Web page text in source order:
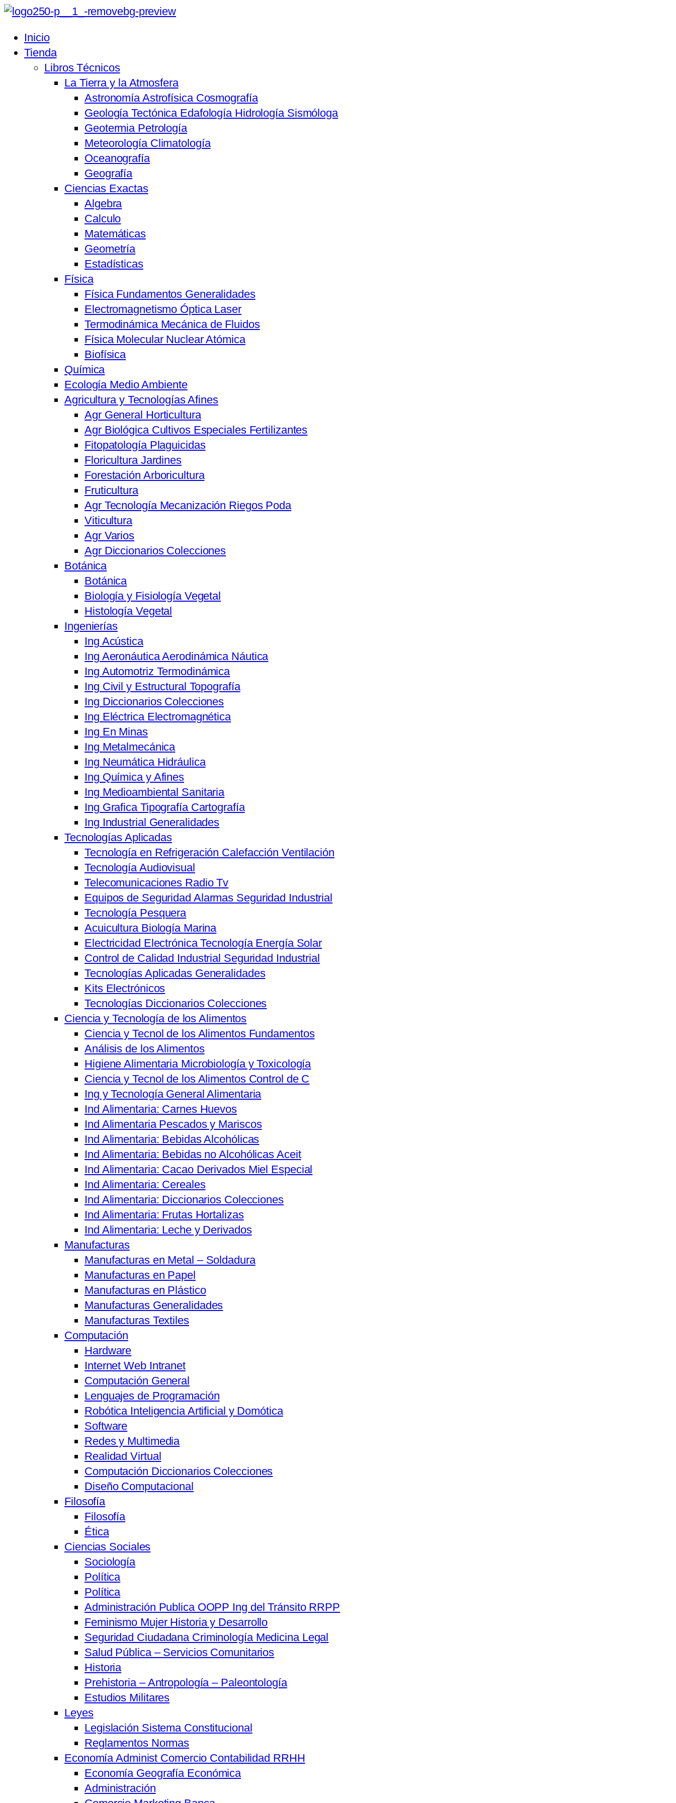
Inicio
Tienda
Libros Técnicos
La Tierra y la Atmosfera
Astronomía Astrofísica Cosmografía
Geología Tectónica Edafología Hidrología Sismóloga
Geotermia Petrología
Meteorología Climatología
Oceanografía
Geografía
Ciencias Exactas
Algebra
Calculo
Matemáticas
Geometría
Estadísticas
Física
Física Fundamentos Generalidades
Electromagnetismo Óptica Laser
Termodinámica Mecánica de Fluidos
Física Molecular Nuclear Atómica
Biofísica
Química
Ecología Medio Ambiente
Agricultura y Tecnologías Afines
Agr General Horticultura
Agr Biológica Cultivos Especiales Fertilizantes
Fitopatología Plaguicidas
Floricultura Jardines
Forestación Arboricultura
Fruticultura
Agr Tecnología Mecanización Riegos Poda
Viticultura
Agr Varios
Agr Diccionarios Colecciones
Botánica
Botánica
Biología y Fisiología Vegetal
Histología Vegetal
Ingenierías
Ing Acústica
Ing Aeronáutica Aerodinámica Náutica
Ing Automotriz Termodinámica
Ing Civil y Estructural Topografía
Ing Diccionarios Colecciones
Ing Eléctrica Electromagnética
Ing En Minas
Ing Metalmecánica
Ing Neumática Hidráulica
Ing Química y Afines
Ing Medioambiental Sanitaria
Ing Grafica Tipografía Cartografía
Ing Industrial Generalidades
Tecnologías Aplicadas
Tecnología en Refrigeración Calefacción Ventilación
Tecnología Audiovisual
Telecomunicaciones Radio Tv
Equipos de Seguridad Alarmas Seguridad Industrial
Tecnología Pesquera
Acuicultura Biología Marina
Electricidad Electrónica Tecnología Energía Solar
Control de Calidad Industrial Seguridad Industrial
Tecnologías Aplicadas Generalidades
Kits Electrónicos
Tecnologías Diccionarios Colecciones
Ciencia y Tecnología de los Alimentos
Ciencia y Tecnol de los Alimentos Fundamentos
Análisis de los Alimentos
Higiene Alimentaria Microbiología y Toxicología
Ciencia y Tecnol de los Alimentos Control de C
Ing y Tecnología General Alimentaria
Ind Alimentaria: Carnes Huevos
Ind Alimentaria Pescados y Mariscos
Ind Alimentaria: Bebidas Alcohólicas
Ind Alimentaria: Bebidas no Alcohólicas Aceit
Ind Alimentaria: Cacao Derivados Miel Especial
Ind Alimentaria: Cereales
Ind Alimentaria: Diccionarios Colecciones
Ind Alimentaria: Frutas Hortalizas
Ind Alimentaria: Leche y Derivados
Manufacturas
Manufacturas en Metal – Soldadura
Manufacturas en Papel
Manufacturas en Plástico
Manufacturas Generalidades
Manufacturas Textiles
Computación
Hardware
Internet Web Intranet
Computación General
Lenguajes de Programación
Robótica Inteligencia Artificial y Domótica
Software
Redes y Multimedia
Realidad Virtual
Computación Diccionarios Colecciones
Diseño Computacional
Filosofía
Filosofía
Ética
Ciencias Sociales
Sociología
Política
Política
Administración Publica OOPP Ing del Tránsito RRPP
Feminismo Mujer Historia y Desarrollo
Seguridad Ciudadana Criminología Medicina Legal
Salud Pública – Servicios Comunitarios
Historia
Prehistoria – Antropología – Paleontología
Estudios Militares
Leyes
Legislación Sistema Constitucional
Reglamentos Normas
Economía Administ Comercio Contabilidad RRHH
Economía Geografía Económica
Administración